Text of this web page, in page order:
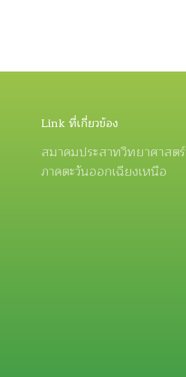
Link ที่เกี่ยวข้อง
สมาคมประสาทวิทยาศาสตร์
ภาคตะวันออกเฉียงเหนือ